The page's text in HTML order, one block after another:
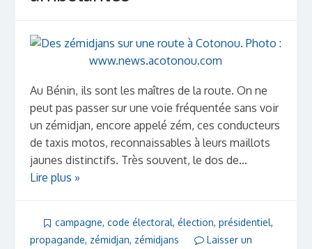
Au Bénin, ils sont les maîtres de la route. On ne
peut pas passer sur une voie fréquentée sans voir
un zémidjan, encore appelé zém, ces conducteurs
de taxis motos, reconnaissables à leurs maillots
jaunes distinctifs. Très souvent, le dos de...
Lire plus »
campagne, code électoral, élection, présidentiel,
propagande, zémidjan, zémidjans
Laisser un